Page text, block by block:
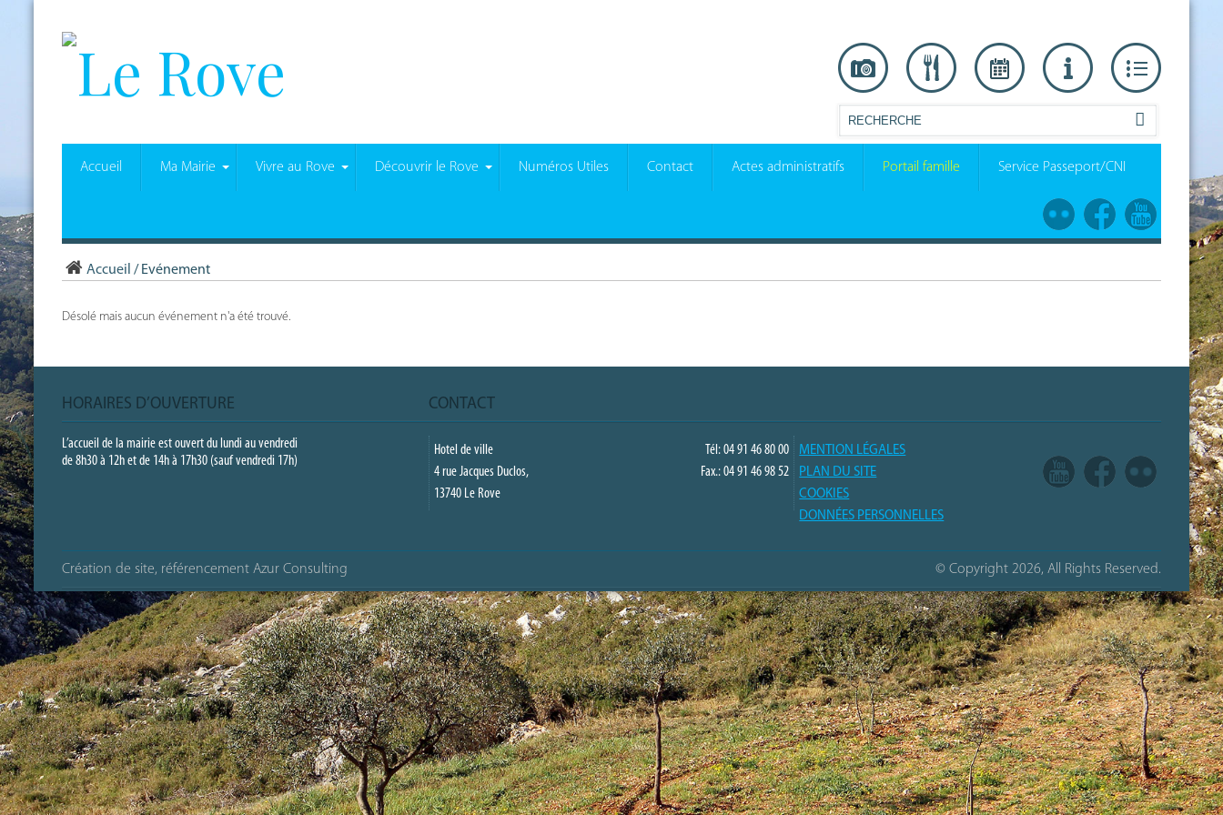
Accueil Ma Mairie Vivre au Rove Découvrir le Rove Numéros Utiles Contact Actes administratifs Portail famille Service Passeport/CNI
Accueil / Evénement
Désolé mais aucun événement n'a été trouvé.
HORAIRES D’OUVERTURE
L’accueil de la mairie est ouvert du lundi au vendredi
de 8h30 à 12h et de 14h à 17h30 (sauf vendredi 17h)
CONTACT
Hotel de ville
Tél: 04 91 46 80 00
4 rue Jacques Duclos,
Fax.: 04 91 46 98 52
13740 Le Rove
MENTION LÉGALES
PLAN DU SITE
COOKIES
DONNÉES PERSONNELLES
Création de site, référencement Azur Consulting © Copyright 2026, All Rights Reserved.